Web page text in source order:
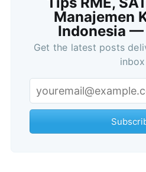
Manajemen
Indonesia
Get the latest posts
inbox